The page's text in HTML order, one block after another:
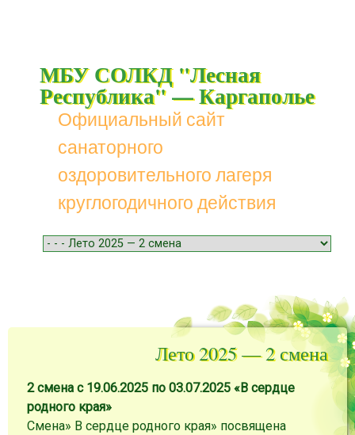
МБУ СОЛКД "Лесная
Республика" — Каргаполье
Официальный сайт
санаторного
оздоровительного лагеря
круглогодичного действия
Menu
Skip to content
Лето 2025 — 2 смена
2 смена с 19.06.2025 по 03.07.2025 «В сердце
родного края»
Смена» В сердце родного края» посвящена